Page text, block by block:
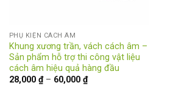
PHỤ KIỆN CÁCH ÂM
Khung xương trần, vách cách âm –
Sản phẩm hỗ trợ thi công vật liệu
cách âm hiệu quả hàng đầu
28,000 ₫ – 60,000 ₫Khoảng
giá: